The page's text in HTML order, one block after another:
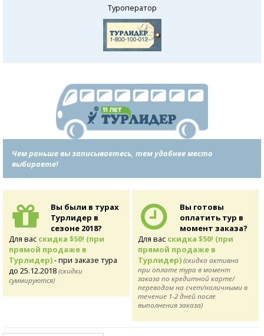
Туроператор
Чем раньше вы записываетесь, тем удобнее место
выбираете!
Вы были в турах
Турлидер в
сезоне 2018?
Для вас скидка $50! (при
прямой продаже в
Турлидер)- при заказе тура
до 25.12.2018 (скидки
суммируются)
Вы готовы
оплатить тур в
момент заказа?
Для вас скидка $50! (при
прямой продаже в
Турлидер) (скидка активна
при оплате тура в момент
заказа по кредитной карте/
переводом на счет/наличными в
течение 1-2 дней после
выполнения заказа)